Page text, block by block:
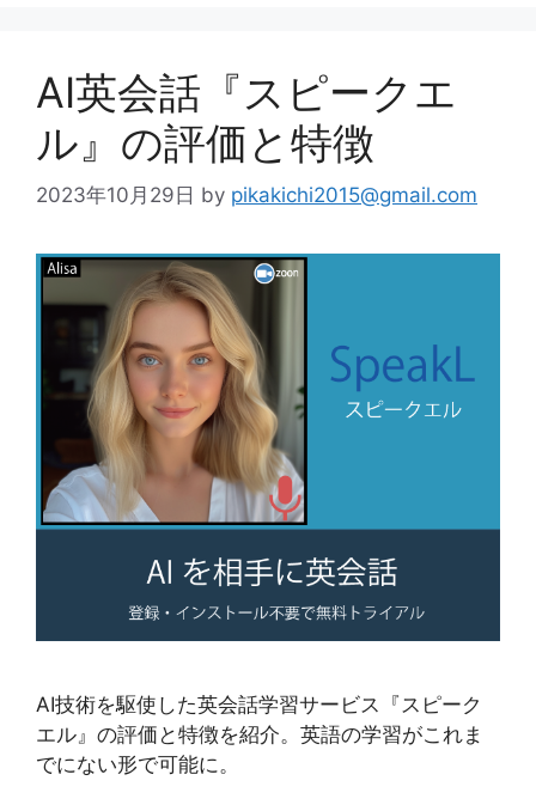
AI英会話『スピークエ
ル』の評価と特徴
2023年10月29日 by pikakichi2015@gmail.com
AI技術を駆使した英会話学習サービス『スピーク
エル』の評価と特徴を紹介。英語の学習がこれま
でにない形で可能に。